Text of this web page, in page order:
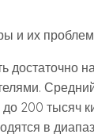
достаточно
до 200 тысяч
в